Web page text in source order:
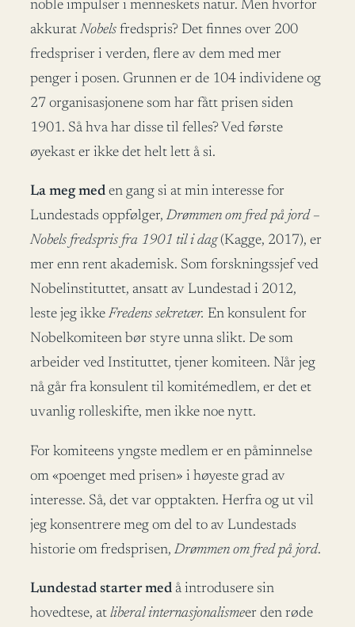
noble impulser i menneskets natur. Men hvorfor
akkuratNobels fredspris? Det finnes over 200
fredspriser i verden, flere av dem med mer
penger i posen. Grunnen er de 104 individene og
27 organisasjonene som har fått prisen siden
1901. Så hva har disse til felles? Ved første
øyekast er ikke det helt lett å si.
La meg med en gang si at min interesse for
Lundestads oppfølger,Drømmen om fred på jord –
Nobels fredspris fra 1901 til i dag(Kagge, 2017), er
mer enn rent akademisk. Som forskningssjef ved
Nobelinstituttet, ansatt av Lundestad i 2012,
leste jeg ikkeFredens sekretær. En konsulent for
Nobelkomiteen bør styre unna slikt. De som
arbeider ved Instituttet, tjener komiteen. Når jeg
nå går fra konsulent til komitémedlem, er det et
uvanlig rolleskifte, men ikke noe nytt.
For komiteens yngste medlem er en påminnelse
om «poenget med prisen» i høyeste grad av
interesse. Så, det var opptakten. Herfra og ut vil
jeg konsentrere meg om del to av Lundestads
historie om fredsprisen,Drømmen om fred på jord.
Lundestad starter med å introdusere sin
hovedtese, at liberal internasjonalismeer den røde